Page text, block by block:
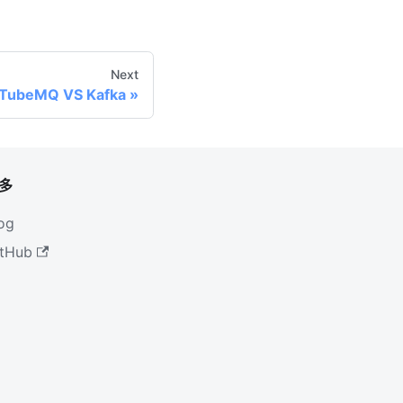
Next
VS Kafka